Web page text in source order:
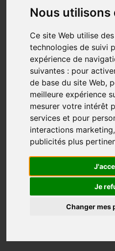
Nous utilisons
Ce site Web utilise
technologies de suivi
expérience de
suivantes : pour
de base du site Web,
meilleure expérience
mesurer votre intérêt
services et pour
interactions marketing,
publicités plus
Je
Changer mes
communautaire
Apr 11, 2023
Pour que ton aventure soit
sécuritaire et sans blessure.
Si les deux premières
rassurantes et comblent le
aventure, il est temps de
Il y a trois grandes étapes: